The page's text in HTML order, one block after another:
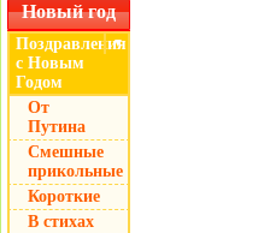
Новый год
Поздравления
с Новым
Годом
▼
От
Путина
Смешные
прикольные
Короткие
В стихах